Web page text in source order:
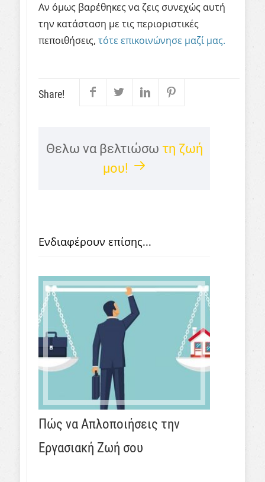
Αν όμως βαρέθηκεςνα ζεις συνεχώς αυτή
την κατάσταση με τις περιοριστικές
πεποιθήσεις, τότε επικοινώνησε μαζί μας.
Share!
Θελω να βελτιώσω τη ζωή
μου!
Ενδιαφέρουν επίσης...
Πώς να Απλοποιήσεις την
Εργασιακή Ζωή σου